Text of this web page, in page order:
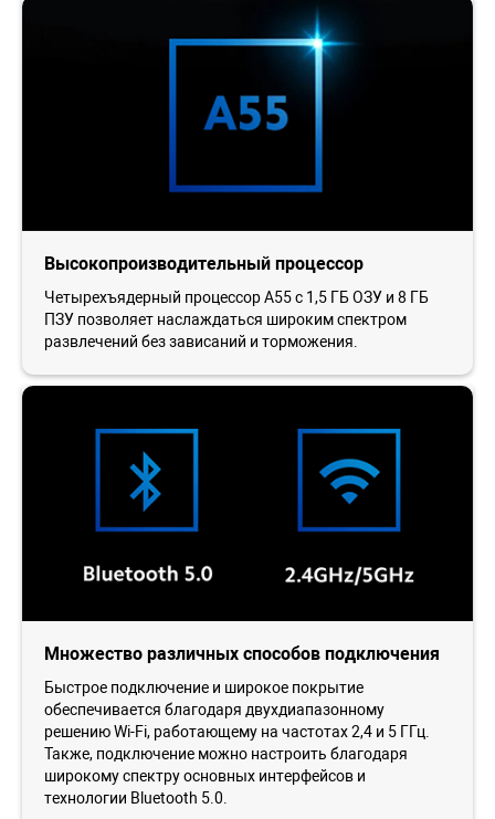
Высокопроизводительный процессор
Четырехъядерный процессор A55 с 1,5 ГБ ОЗУ и 8 ГБ
ПЗУ позволяет наслаждаться широким спектром
развлечений без зависаний и торможения.
Множество различных способов подключения
Быстрое подключение и широкое покрытие
обеспечивается благодаря двухдиапазонному
решению Wi-Fi, работающему на частотах 2,4 и 5 ГГц.
Также, подключение можно настроить благодаря
широкому спектру основных интерфейсов и
технологии Bluetooth 5.0.